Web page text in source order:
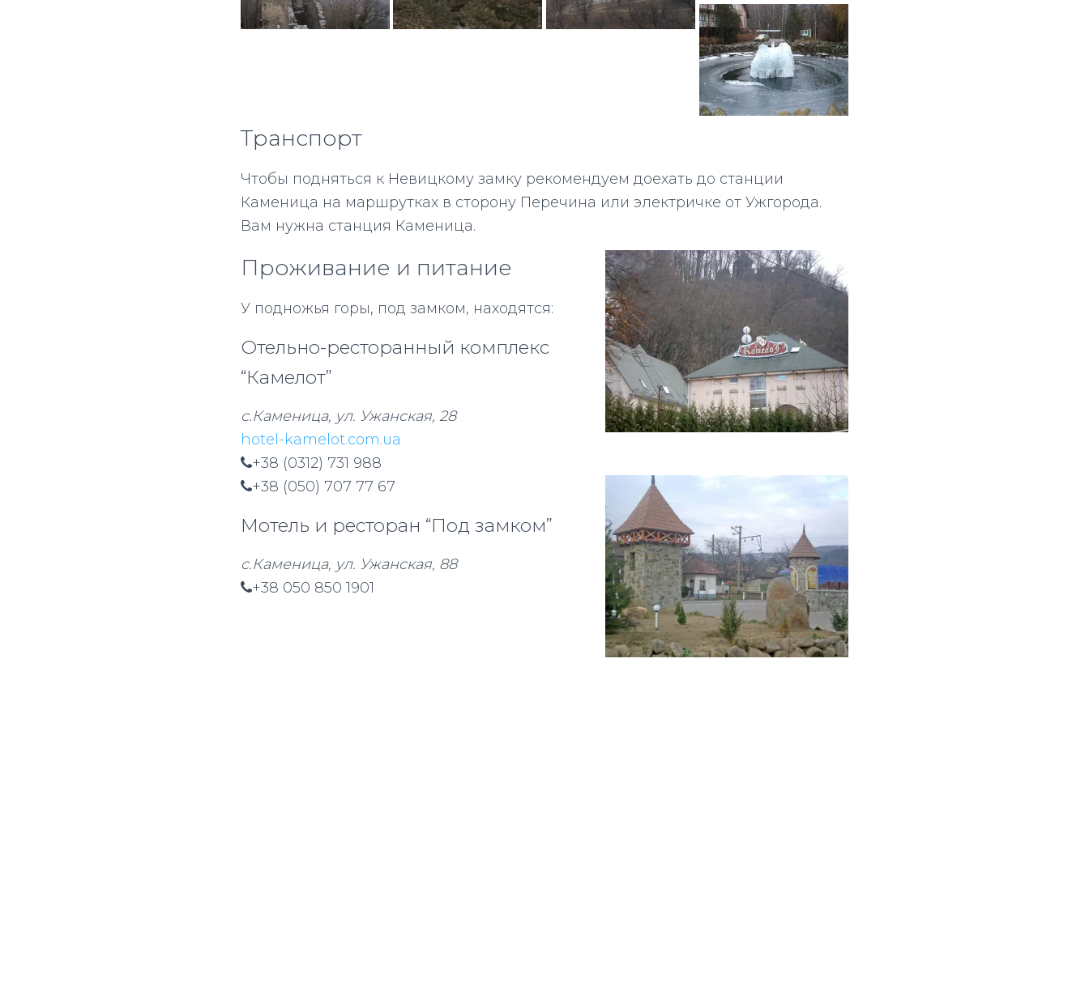
Транспорт
Чтобы подняться к Невицкому замку рекомендуем доехать до станции
Каменица на маршрутках в сторону Перечина или электричке от Ужгорода.
Вам нужна станция Каменица.
Проживание и питание
У подножья горы, под замком, находятся:
Отельно-ресторанный комплекс
“Камелот”
с.Каменица, ул. Ужанская, 28
hotel-kamelot.com.ua
+38 (0312) 731 988
+38 (050) 707 77 67
Мотель и ресторан “Под замком”
с.Каменица, ул. Ужанская, 88
+38 050 850 1901